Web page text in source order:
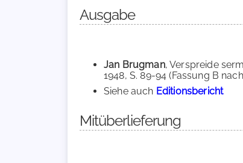
Ausgabe
Jan Brugman, Verspreide
1948, S. 89-94 (Fassung B
Siehe auch Editionsbericht
Mitüberlieferung